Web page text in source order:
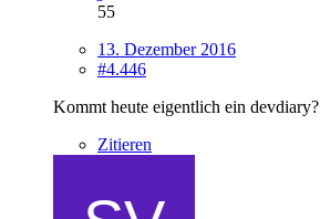
55
13. Dezember 2016
#4.446
Kommt heute eigentlich ein devdiary?
Zitieren